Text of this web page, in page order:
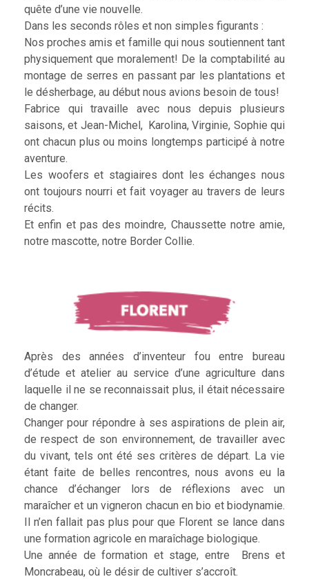
quête d’une vie nouvelle.
Dans les seconds rôles et non simples figurants :
Nos proches amis et famille qui nous soutiennent tant
physiquement que moralement! De la comptabilité au
montage de serres en passant par les plantations et
le désherbage, au début nous avions besoin de tous!
Fabrice qui travaille avec nous depuis plusieurs
saisons, et Jean-Michel, Karolina, Virginie, Sophie qui
ont chacun plus ou moins longtemps participé à notre
aventure.
Les woofers et stagiaires dont les échanges nous
ont toujours nourri et fait voyager au travers de leurs
récits.
Et enfin et pas des moindre, Chaussette notre amie,
notre mascotte, notre Border Collie.
Après des années d’inventeur fou entre bureau
d’étude et atelier au service d’une agriculture dans
laquelle il ne se reconnaissait plus, il était nécessaire
de changer.
Changer pour répondre à ses aspirations de plein air,
de respect de son environnement, de travailler avec
du vivant, tels ont été ses critères de départ. La vie
étant faite de belles rencontres, nous avons eu la
chance d’échanger lors de réflexions avec un
maraîcher et un vigneron chacun en bio et biodynamie.
Il n’en fallait pas plus pour que Florent se lance dans
une formation agricole en maraîchage biologique.
Une année de formation et stage, entre Brens et
Moncrabeau, où le désir de cultiver s’accroît.